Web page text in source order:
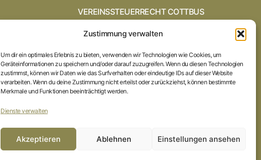
Zustimmung verwalten
Um dir ein optimales Erlebnis zu bieten, verwenden wir Technologien wie Cookies, um
Geräteinformationen zu speichern und/oder darauf zuzugreifen. Wenn du diesen Technologien
zustimmst, können wir Daten wie das Surfverhalten oder eindeutige IDs auf dieser Website
verarbeiten. Wenn du deine Zustimmung nicht erteilst oder zurückziehst, können bestimmte
Merkmale und Funktionen beeinträchtigt werden.
Dienste verwalten
Akzeptieren Ablehnen Einstellungen ansehen
VEREINSSTEUERRECHT COTTBUS
VEREINSSTEUERRECHT IN
VEREINSSTEUERRECHT HILDESHEIM
STARTSEITE